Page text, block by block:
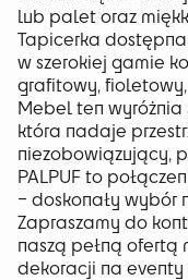
lub palet oraz
Tapicerka
w szerokiej gamie
grafitowy, fioletowy,
Mebel ten wyróżnia
która nadaje
niezobowiązujący,
PALPUF to
– doskonały wybór
Zapraszamy do
naszą pełną ofertą
dekoracji na eventy